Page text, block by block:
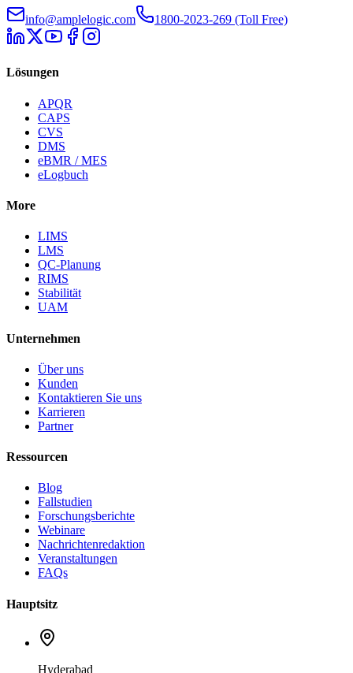
info@amplelogic.com 1800-2023-269 (Toll Free)
Lösungen
APQR
CAPS
CVS
DMS
eBMR / MES
eLogbuch
More
LIMS
LMS
QC-Planung
RIMS
Stabilität
UAM
Unternehmen
Über uns
Kunden
Kontaktieren Sie uns
Karrieren
Partner
Ressourcen
Blog
Fallstudien
Forschungsberichte
Webinare
Nachrichtenredaktion
Veranstaltungen
FAQs
Hauptsitz
Hyderabad